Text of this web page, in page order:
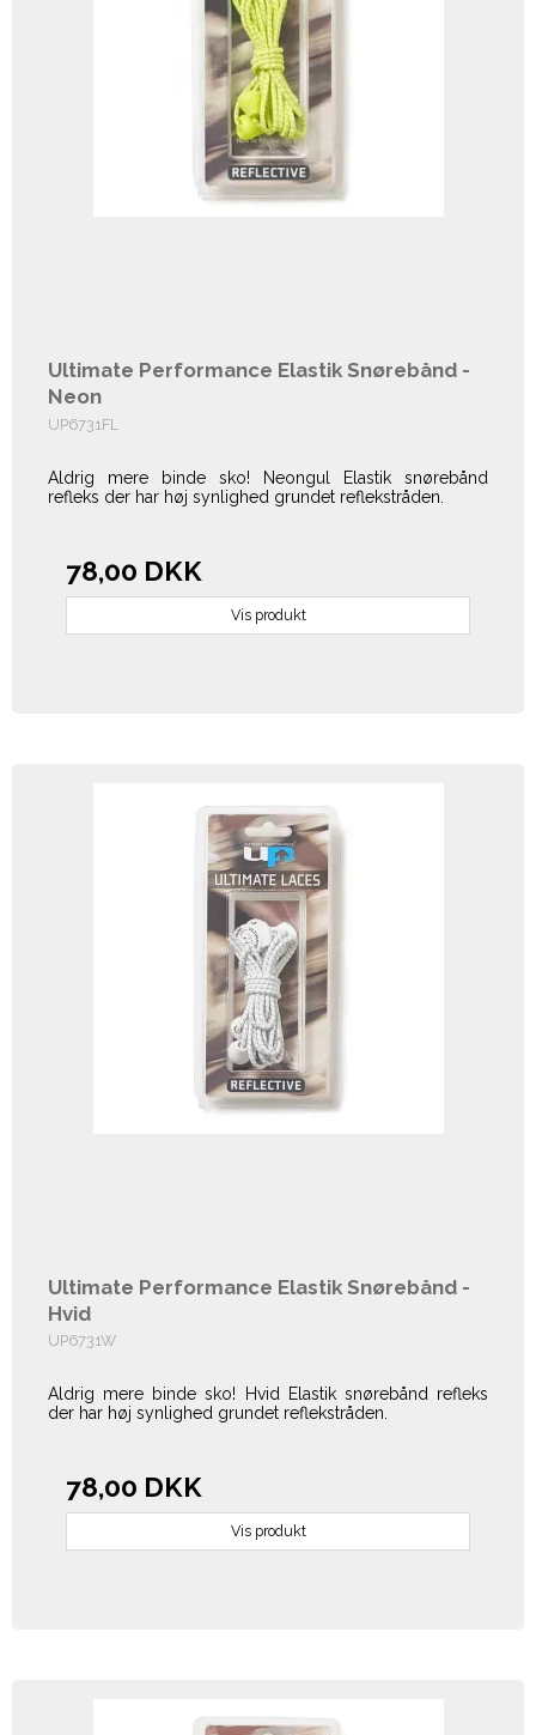
Ultimate Performance Elastik Snørebånd -
Neon
UP6731FL
Aldrig mere binde sko! Neongul Elastik snørebånd
refleks der har høj synlighed grundet reflekstråden.
78,00 DKK
Vis produkt
Ultimate Performance Elastik Snørebånd -
Hvid
UP6731W
Aldrig mere binde sko! Hvid Elastik snørebånd refleks
der har høj synlighed grundet reflekstråden.
78,00 DKK
Vis produkt